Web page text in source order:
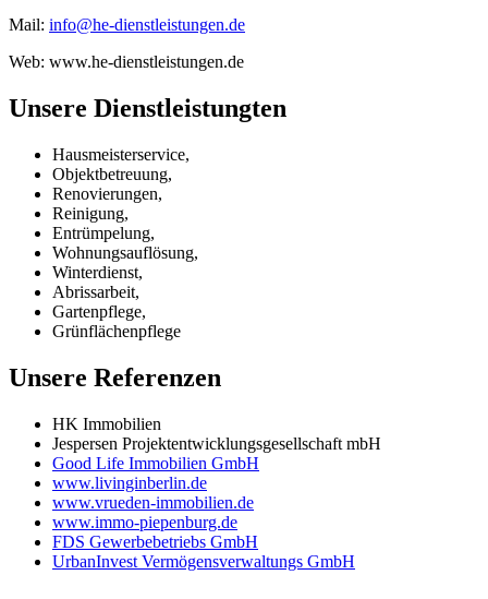
Mail: info@he-dienstleistungen.de
Web: www.he-dienstleistungen.de
Unsere Dienstleistungten
Hausmeisterservice,
Objektbetreuung,
Renovierungen,
Reinigung,
Entrümpelung,
Wohnungsauflösung,
Winterdienst,
Abrissarbeit,
Gartenpflege,
Grünflächenpflege
Unsere Referenzen
HK Immobilien
Jespersen Projektentwicklungsgesellschaft mbH
Good Life Immobilien GmbH
www.livinginberlin.de
www.vrueden-immobilien.de
www.immo-piepenburg.de
FDS Gewerbebetriebs GmbH
UrbanInvest Vermögensverwaltungs GmbH